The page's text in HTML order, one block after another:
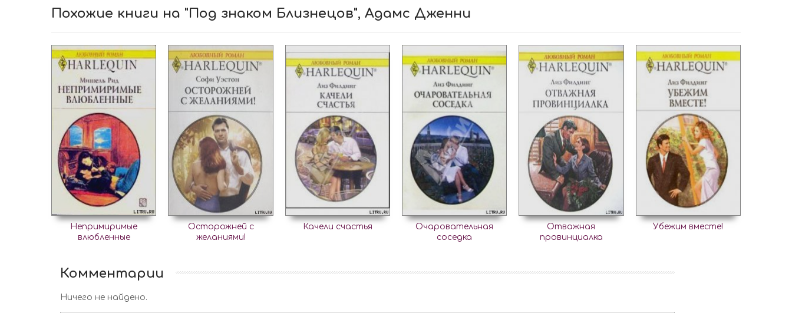
Похожие книги на "Под знаком Близнецов", Адамс Дженни
Непримиримые
влюбленные
Осторожней с
желаниями!
Качели счастья
Очаровательная
соседка
Отважная
провинциалка
Убежим вместе!
Комментарии
Ничего не найдено.